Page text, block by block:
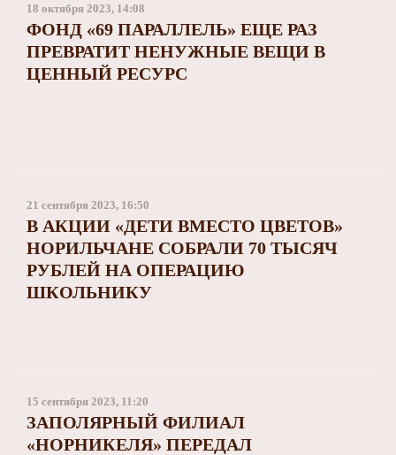
18 октября 2023, 14:08
ФОНД «69 ПАРАЛЛЕЛЬ» ЕЩЕ РАЗ
ПРЕВРАТИТ НЕНУЖНЫЕ ВЕЩИ В
ЦЕННЫЙ РЕСУРС
21 сентября 2023, 16:50
В АКЦИИ «ДЕТИ ВМЕСТО ЦВЕТОВ»
НОРИЛЬЧАНЕ СОБРАЛИ 70 ТЫСЯЧ
РУБЛЕЙ НА ОПЕРАЦИЮ
ШКОЛЬНИКУ
15 сентября 2023, 11:20
ЗАПОЛЯРНЫЙ ФИЛИАЛ
«НОРНИКЕЛЯ» ПЕРЕДАЛ